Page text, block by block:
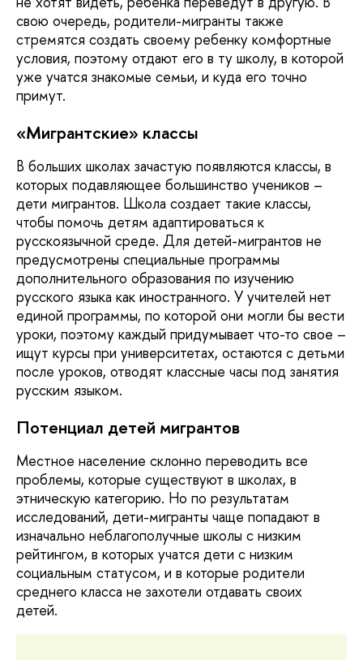
свою очередь, родители-мигранты также
стремятся создать своему ребенку комфортные
условия, поэтому отдают его в ту школу, в которой
уже учатся знакомые семьи, и куда его точно
примут.
«Мигрантские» классы
В больших школах зачастую появляются классы, в
которых подавляющее большинство учеников –
дети мигрантов. Школа создает такие классы,
чтобы помочь детям адаптироваться к
русскоязычной среде. Для детей-мигрантов не
предусмотрены специальные программы
дополнительного образования по изучению
русского языка как иностранного. У учителей нет
единой программы, по которой они могли бы вести
уроки, поэтому каждый придумывает что-то свое –
ищут курсы при университетах, остаются с детьми
после уроков, отводят классные часы под занятия
русским языком.
Потенциал детей мигрантов
Местное население склонно переводить все
проблемы, которые существуют в школах, в
этническую категорию. Но по результатам
исследований, дети-мигранты чаще попадают в
изначально неблагополучные школы с низким
рейтингом, в которых учатся дети с низким
социальным статусом, и в которые родители
среднего класса не захотели отдавать своих
детей.